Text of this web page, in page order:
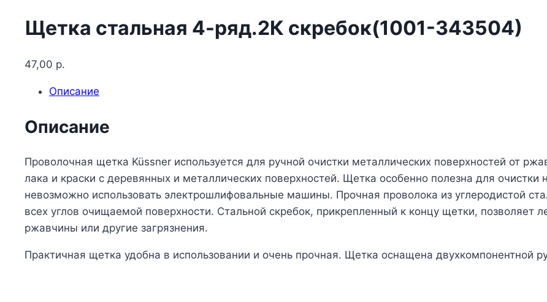
Щетка стальная 4-ряд.2К скребок(1001-343504)
47,00 р.
Описание
Описание
Проволочная щетка Küssner используется для ручной очистки металлических поверхностей от
лака и краски с деревянных и металлических поверхностей. Щетка особенно полезна для очистки
невозможно использовать электрошлифовальные машины. Прочная проволока из углеродистой
всех углов очищаемой поверхности. Стальной скребок, прикрепленный к концу щетки, позволяет
ржавчины или другие загрязнения.
Практичная щетка удобна в использовании и очень прочная. Щетка оснащена двухкомпонентной